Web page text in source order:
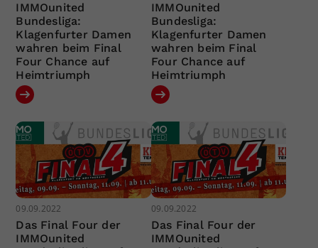
IMMOunited
Bundesliga:
Klagenfurter Damen
wahren beim Final
Four Chance auf
Heimtriumph
IMMOunited
Bundesliga:
Klagenfurter Damen
wahren beim Final
Four Chance auf
Heimtriumph
09.09.2022
Das Final Four der
IMMOunited
09.09.2022
Das Final Four der
IMMOunited